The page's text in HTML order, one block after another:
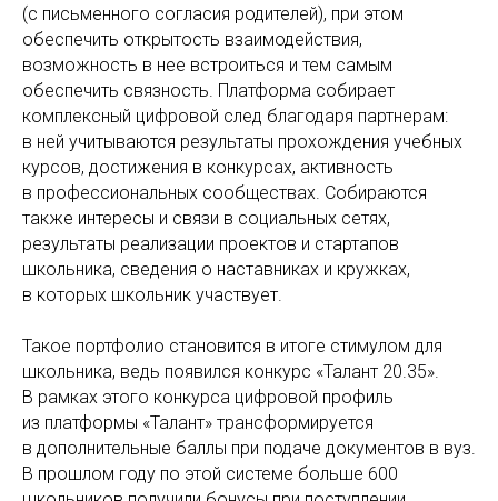
(с письменного согласия родителей), при этом
обеспечить открытость взаимодействия,
возможность в нее встроиться и тем самым
обеспечить связность. Платформа собирает
комплексный цифровой след благодаря партнерам:
в ней учитываются результаты прохождения учебных
курсов, достижения в конкурсах, активность
в профессиональных сообществах. Собираются
также интересы и связи в социальных сетях,
результаты реализации проектов и стартапов
школьника, сведения о наставниках и кружках,
в которых школьник участвует.
Такое портфолио становится в итоге стимулом для
школьника, ведь появился конкурс «Талант 20.35».
В рамках этого конкурса цифровой профиль
из платформы «Талант» трансформируется
в дополнительные баллы при подаче документов в вуз.
В прошлом году по этой системе больше 600